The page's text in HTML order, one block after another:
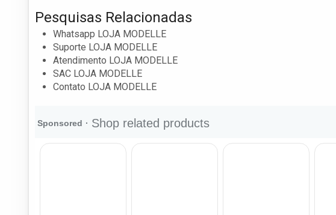
Pesquisas Relacionadas
Whatsapp LOJA MODELLE
Suporte LOJA MODELLE
Atendimento LOJA MODELLE
SAC LOJA MODELLE
Contato LOJA MODELLE